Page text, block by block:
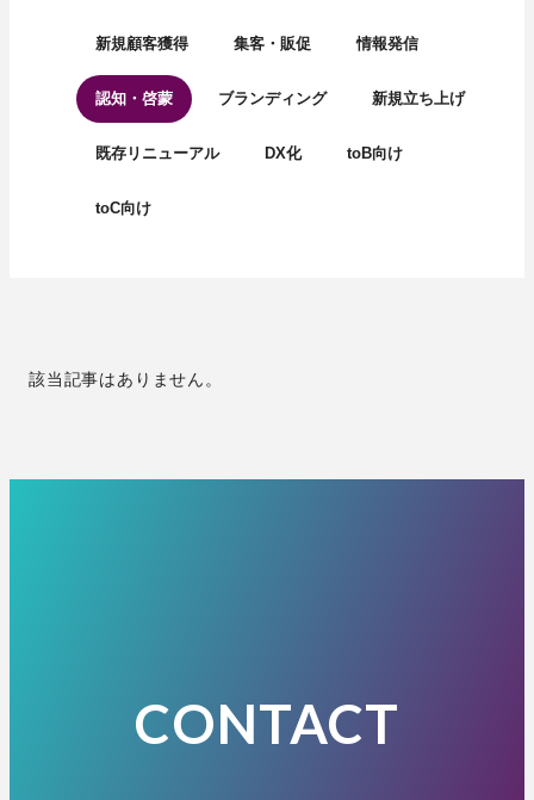
新規顧客獲得 集客・販促 情報発信
認知・啓蒙 ブランディング 新規立ち上げ
既存リニューアル DX化 toB向け
toC向け
該当記事はありません。
CONTACT